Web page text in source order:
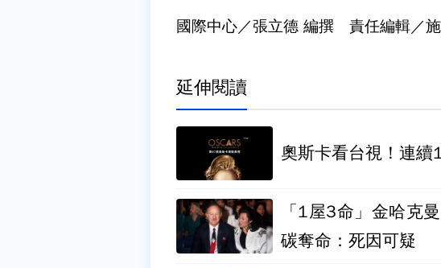
國際中心／張立德 編撰 責任編輯／
延伸閱讀
奧斯卡看台視！連
「1屋3命」金哈克
碳奪命：死因可疑